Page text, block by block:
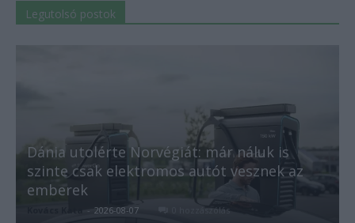
Legutolsó postok
Dánia utolérte Norvégiát: már náluk is
szinte csak elektromos autót vesznek az
emberek
- 2026-08-07 0 hozzászólás